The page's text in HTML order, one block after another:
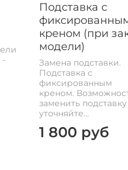
-
Подставка с
креном (при
модели)
Замена подставки.
Подставка с
фиксированным
креном.
заменить подставку
уточняйте...
1 800 руб